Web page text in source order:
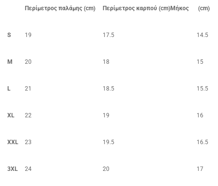
Περίμετρος παλάμης (cm) Περίμετρος καρπού (cm)Μήκος (cm)
S 19 17.5 14.5
M 20 18 15
L 21 18.5 15.5
XL 22 19 16
XXL 23 19.5 16.5
3XL 24 20 17